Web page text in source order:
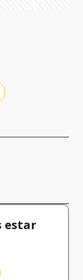
estar